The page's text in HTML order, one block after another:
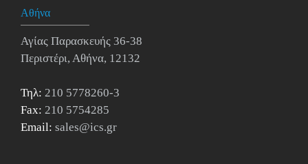
Αθήνα
Αγίας Παρασκευής 36-38
Περιστέρι, Αθήνα, 12132
Τηλ: 210 5778260-3
Fax: 210 5754285
Email: sales@ics.gr